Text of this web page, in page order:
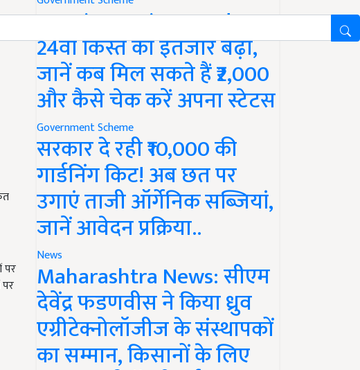
पर
PM Kisan Yojana Update:
24वीं किस्त का इंतजार बढ़ा,
जानें कब मिल सकते हैं ₹2,000
और कैसे चेक करें अपना स्टेटस
Government Scheme
सरकार दे रही ₹10,000 की
गार्डनिंग किट! अब छत पर
उगाएं ताजी ऑर्गेनिक सब्जियां,
जानें आवेदन प्रक्रिया..
News
Maharashtra News: सीएम
देवेंद्र फडणवीस ने किया ध्रुव
एग्रीटेक्नोलॉजीज के संस्थापकों
का सम्मान, किसानों के लिए